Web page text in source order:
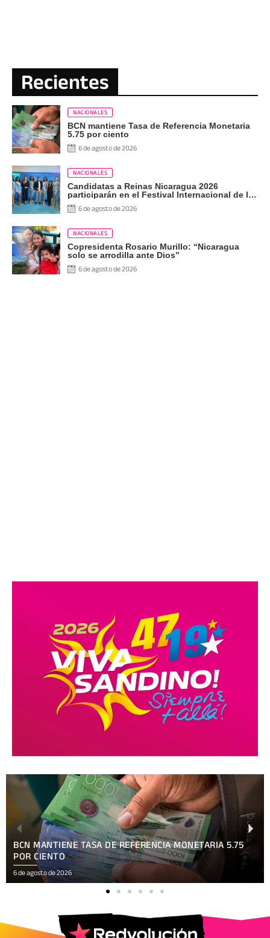
Recientes
NACIONALES
BCN mantiene Tasa de Referencia Monetaria
5.75 por ciento
6 de agosto de 2026
NACIONALES
Candidatas a Reinas Nicaragua 2026
participarán en el Festival Internacional de las
Artes, Cultura y Gastronomía
6 de agosto de 2026
NACIONALES
Copresidenta Rosario Murillo: “Nicaragua
solo se arrodilla ante Dios”
6 de agosto de 2026
BCN MANTIENE TASA DE REFERENCIA MONETARIA 5.75
POR CIENTO
6 de agosto de 2026